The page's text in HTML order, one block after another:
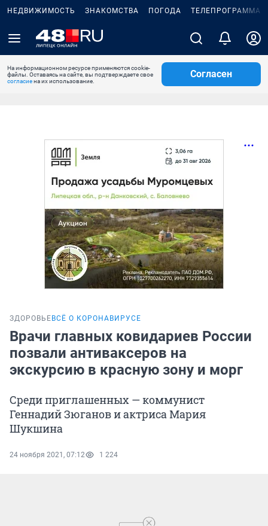
НЕДВИЖИМОСТЬ ЗНАКОМСТВА ПОГОДА ТЕЛЕПРОГРАММА
На информационном ресурсе применяются cookie-
файлы. Оставаясь на сайте, вы подтверждаете свое
согласиена их использование.
Согласен
ЗДОРОВЬЕ ВСЁ О КОРОНАВИРУСЕ
Врачи главных ковидариев России
позвали антиваксеров на
экскурсию в красную зону и морг
Среди приглашенных — коммунист
Геннадий Зюганов и актриса Мария
Шукшина
24 ноября 2021, 07:12 1 224